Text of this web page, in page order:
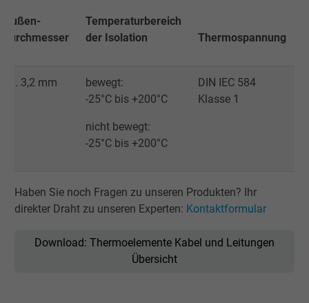
Zweck
Cookie von Facebook für Website-Analyse,
Name sb, Facebook Pixel
Facebook Ireland Ltd.
Zweck
Cookie von Facebook für Website-Analyse,
Anzeigenausrichtung und
Name spin, Facebook Pixel
Außen-
durchmesser
Temperaturbereich
der Isolation
Thermospannung
ca. 3,2 mm
bewegt:
-25°C bis +200°C
nicht bewegt:
-25°C bis +200°C
DIN IEC 584
Klasse 1
Haben Sie noch Fragen zu unseren Produkten? Ihr
direkter Draht zu unseren Experten: Kontaktformular
Download: Thermoelemente Kabel und Leitungen
Übersicht